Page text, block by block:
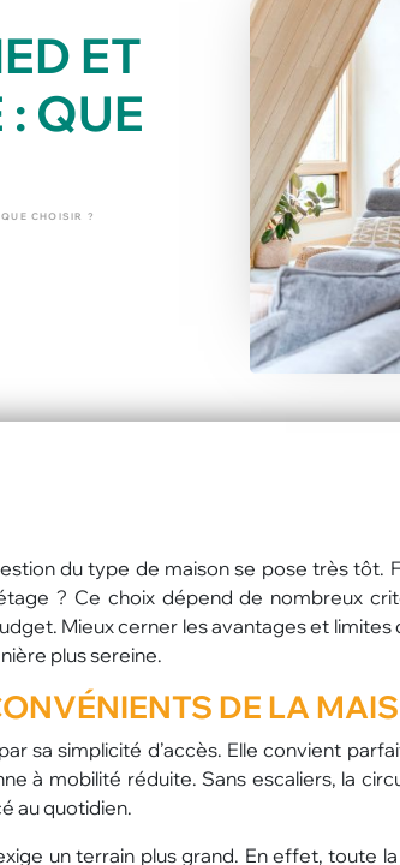
ET
QUE
CHOISIR ?
du type de maison se pose très tôt.
? Ce choix dépend de nombreux
Mieux cerner les avantages et
plus sereine.
DE LA
sa simplicité d’accès. Elle convient
à mobilité réduite. Sans escaliers, la
au quotidien.
un terrain plus grand. En effet, toute